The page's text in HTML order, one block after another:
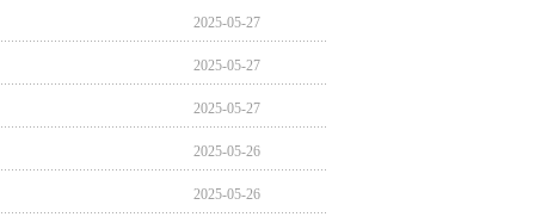
2025-05-27
2025-05-27
2025-05-27
2025-05-26
2025-05-26